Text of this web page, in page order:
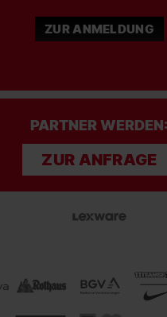
ZUR ANMELDUNG
PARTNER WERDEN:
ZUR ANFRAGE